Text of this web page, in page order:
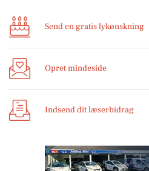
Send en gratis lykønskning
Opret mindeside
Indsend dit læserbidrag